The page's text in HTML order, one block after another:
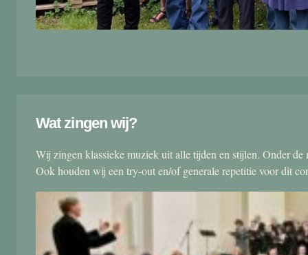
Wat zingen wij?
Wij zingen klassieke muziek uit alle tijden en stijlen. Onder
Ook houden wij een try-out en/of generale repetitie voor dit